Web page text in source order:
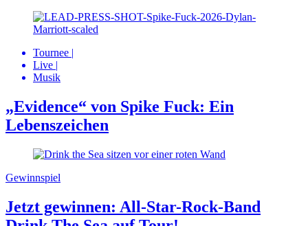
Tournee |
Live |
Musik
„Evidence“ von Spike Fuck: Ein
Lebenszeichen
Gewinnspiel
Jetzt gewinnen: All-Star-Rock-Band